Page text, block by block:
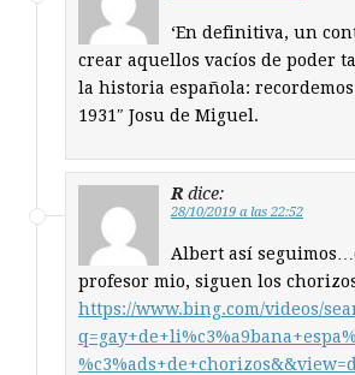
‘En definitiva, un
crear aquellos vacíos de poder
la historia española: recordemos
1931″ Josu de Miguel.
R dice:
28/10/2019 a las 22:52
Albert así
profesor mio, siguen los
https://www.bing.com/videos/